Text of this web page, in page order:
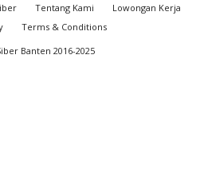
Tentang Kami
Lowongan Kerja
Terms & Conditions
Banten 2016-2025